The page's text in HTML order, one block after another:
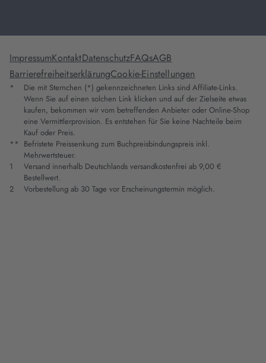
ImpressumKontaktDatenschutzFAQsAGB
BarrierefreiheitserklärungCookie-Einstellungen
*
Die mit Sternchen (*) gekennzeichneten Links sind Affiliate-Links.
Wenn Sie auf einen solchen Link klicken und auf der Zielseite etwas
kaufen, bekommen wir vom betreffenden Anbieter oder Online-Shop
eine Vermittlerprovision. Es entstehen für Sie keine Nachteile beim
Kauf oder Preis.
** Befristete Preissenkung zum Buchpreisbindungspreis inkl.
Mehrwertsteuer.
1
Versand innerhalb Deutschlands versandkostenfrei ab 9,00 €
Bestellwert.
2
Vorbestellung ab 30 Tage vor Erscheinungstermin möglich.